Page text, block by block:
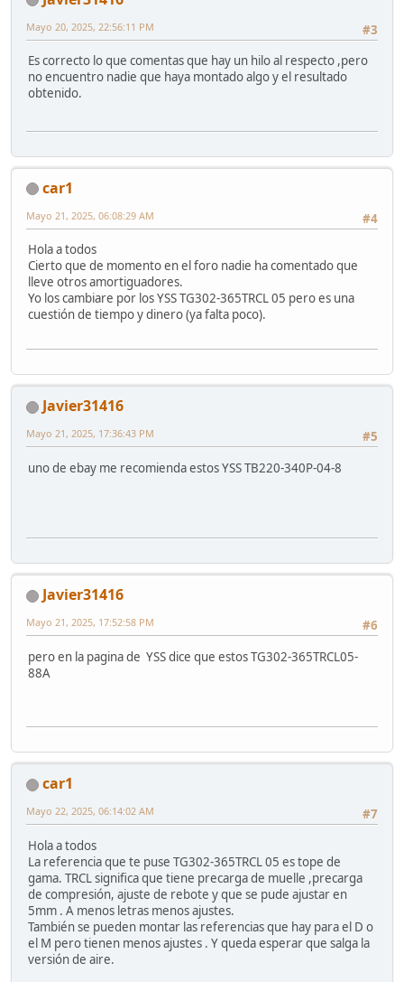
#3
Mayo 20, 2025, 22:56:11 PM
Es correcto lo que comentas que hay un hilo al respecto ,pero
no encuentro nadie que haya montado algo y el resultado
obtenido.
car1
#4
Mayo 21, 2025, 06:08:29 AM
Hola a todos
Cierto que de momento en el foro nadie ha comentado que
lleve otros amortiguadores.
Yo los cambiare por los YSS TG302-365TRCL 05 pero es una
cuestión de tiempo y dinero (ya falta poco).
Javier31416
#5
Mayo 21, 2025, 17:36:43 PM
uno de ebay me recomienda estos YSS TB220-340P-04-8
Javier31416
#6
Mayo 21, 2025, 17:52:58 PM
pero en la pagina de YSS dice que estos TG302-365TRCL05-
88A
car1
#7
Mayo 22, 2025, 06:14:02 AM
Hola a todos
La referencia que te puse TG302-365TRCL 05 es tope de
gama. TRCL significa que tiene precarga de muelle ,precarga
de compresión, ajuste de rebote y que se pude ajustar en
5mm . A menos letras menos ajustes.
También se pueden montar las referencias que hay para el D o
el M pero tienen menos ajustes . Y queda esperar que salga la
versión de aire.